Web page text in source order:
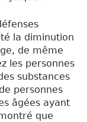
la diminution
de même
les personnes
substances
personnes
âgées ayant
que